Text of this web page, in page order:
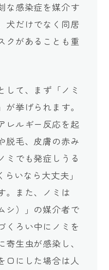
な感染症を媒介す
犬だけでなく同居
クがあることも重
して、まず「ノミ
挙げられます。
レルギー反応を起
脱毛、皮膚の赤み
ミでも発症しうる
いなら大丈夫」
。また、ノミは
シ）」の媒介者で
くろい中にノミを
生虫が感染し、
口にした場合は人